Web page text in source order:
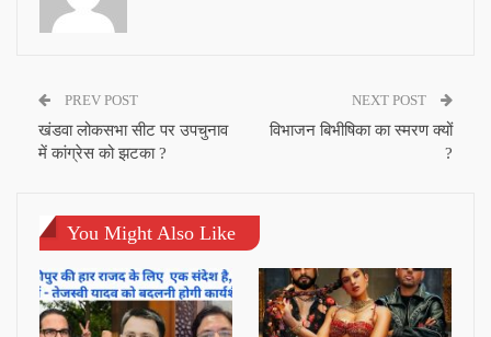
PREV POST
खंडवा लोकसभा सीट पर उपचुनाव
में कांग्रेस को झटका ?
NEXT POST
विभाजन बिभीषिका का स्‍मरण क्‍यों
?
You Might Also Like